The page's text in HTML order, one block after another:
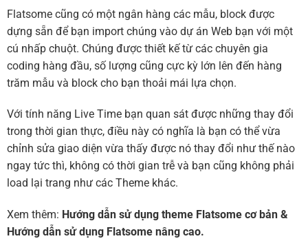
Flatsome cũng có một ngân hàng các mẫu, block được
dựng sẵn để bạn import chúng vào dự án Web bạn với một
cú nhấp chuột. Chúng được thiết kế từ các chuyên gia
coding hàng đầu, số lượng cũng cực kỳ lớn lên đến hàng
trăm mẫu và block cho bạn thoải mái lựa chọn.
Với tính năng Live Time bạn quan sát được những thay đổi
trong thời gian thực, điều này có nghĩa là bạn có thể vừa
chỉnh sửa giao diện vừa thấy được nó thay đổi như thế nào
ngay tức thì, không có thời gian trễ và bạn cũng không phải
load lại trang như các Theme khác.
Xem thêm: Hướng dẫn sử dụng theme Flatsome cơ bản &
Hướng dẫn sử dụng Flatsome nâng cao.